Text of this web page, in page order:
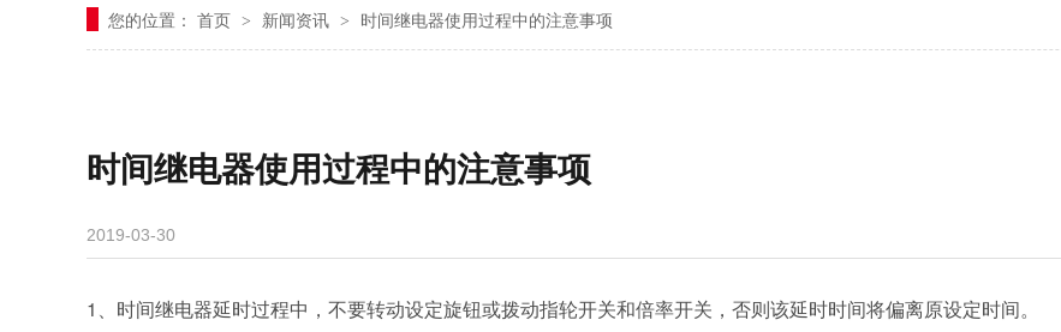
新能源继电器
您的位置： 首页 > 新闻资讯 > 时间继电器使用过程中的注意事项
时间继电器使用过程中的注意事项
2019-03-30
1、时间继电器延时过程中，不要转动设定旋钮或拨动指轮开关和倍率开关，否则该延时时间将偏离原设定时间。